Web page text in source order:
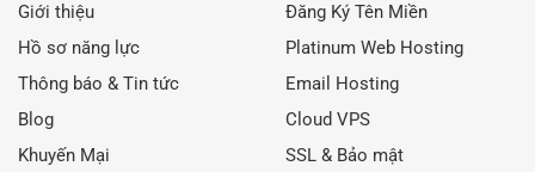
Giới thiệu
Hồ sơ năng lực
Thông báo & Tin tức
Blog
Khuyến Mại
Đăng Ký Tên Miền
Platinum Web Hosting
Email Hosting
Cloud VPS
SSL & Bảo mật